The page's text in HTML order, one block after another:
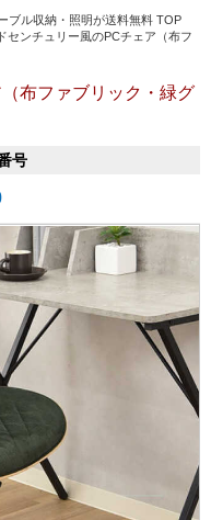
ブル収納・照明が送料無料 TOP
センチュリー風のPCチェア（布フ
布ファブリック・緑グ
号